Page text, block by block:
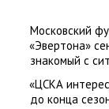
Московский
«Эвертона»
знакомый с
«ЦСКА
до конца